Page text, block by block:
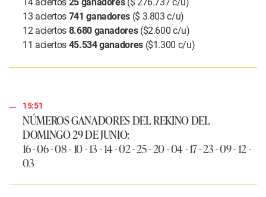
13 aciertos 741 ganadores ($ 3.803 c/u)
12 aciertos 8.680 ganadores($2.600 c/u)
11 aciertos 45.534 ganadores($1.300 c/u)
15:51
NÚMEROS GANADORES DEL REKINO DEL
DOMINGO 29 DE JUNIO:
16 - 06 - 08 - 10 - 13 - 14 - 02 - 25 - 20 - 04 - 17 - 23 - 09 - 12 -
03